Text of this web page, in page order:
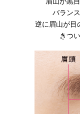
バラン
逆に眉山が目
きつ